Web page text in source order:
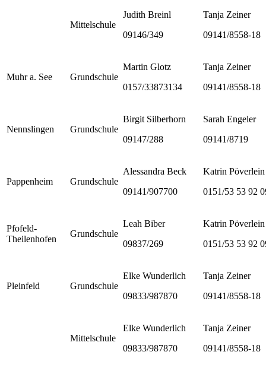
Mittelschule
Judith Breinl
09146/349
Tanja Zeiner
09141/8558-18
Muhr a. See Grundschule
Martin Glotz
0157/33873134
Tanja Zeiner
09141/8558-18
Nennslingen Grundschule
Birgit Silberhorn
09147/288
Sarah Engeler
09141/8719
Pappenheim Grundschule
Alessandra Beck
09141/907700
Katrin Pöverlein
0151/53 53 92
Pfofeld-
Theilenhofen
Grundschule
Leah Biber
09837/269
Katrin Pöverlein
0151/53 53 92
Pleinfeld Grundschule
Elke Wunderlich
09833/987870
Tanja Zeiner
09141/8558-18
Mittelschule
Elke Wunderlich
09833/987870
Tanja Zeiner
09141/8558-18